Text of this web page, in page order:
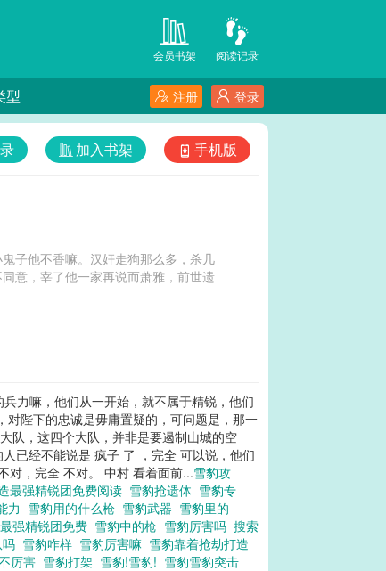
阅读记录
会员书架
型 登录
注册
手机版
加入书架
子他不香嘛。汉奸走狗那么多，杀几
意，宰了他一家再说而萧雅，前世遗
力嘛，他们从一开始，就不属于精锐，他们
对陛下的忠诚是毋庸置疑的，可问题是，那一
队，这四个大队，并非是要遏制山城的空
已经不能说是 疯子 了 ，完全 可以说，他们
对，完全 不对。 中村 看着面前...雪豹攻
最强精锐团免费阅读 雪豹抢遗体 雪豹专
力 雪豹用的什么枪 雪豹武器 雪豹里的
强精锐团免费 雪豹中的枪 雪豹厉害吗 搜索
雪豹咋样 雪豹厉害嘛 雪豹靠着抢劫打造
厉害 雪豹打架 雪豹!雪豹! 雪豹雪豹突击